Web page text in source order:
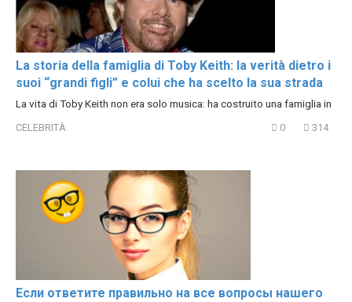
La storia della famiglia di Toby Keith: la verità dietro i
suoi “grandi figli” e colui che ha scelto la sua strada
La vita di Toby Keith non era solo musica: ha costruito una famiglia in
CELEBRITÀ 0 314
Если ответите правильно на все вопросы нашего